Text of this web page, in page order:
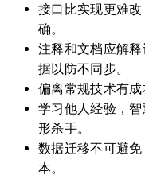
接口比实现更难
确。
注释和文档应解
据以防不同步。
偏离常规技术有成
学习他人经验，
形杀手。
数据迁移不可避
本。